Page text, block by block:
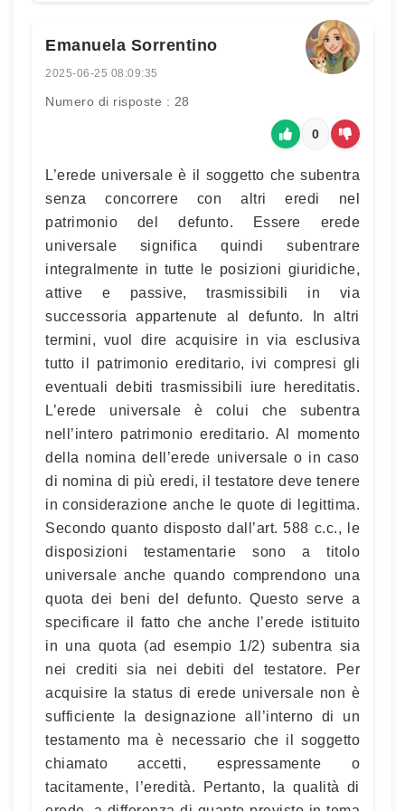
Emanuela Sorrentino
2025-06-25 08:09:35
Numero di risposte : 28
0
L’erede universale è il soggetto che subentra
senza concorrere con altri eredi nel
patrimonio del defunto. Essere erede
universale significa quindi subentrare
integralmente in tutte le posizioni giuridiche,
attive e passive, trasmissibili in via
successoria appartenute al defunto. In altri
termini, vuol dire acquisire in via esclusiva
tutto il patrimonio ereditario, ivi compresi gli
eventuali debiti trasmissibili iure hereditatis.
L’erede universale è colui che subentra
nell’intero patrimonio ereditario. Al momento
della nomina dell’erede universale o in caso
di nomina di più eredi, il testatore deve tenere
in considerazione anche le quote di legittima.
Secondo quanto disposto dall’art. 588 c.c., le
disposizioni testamentarie sono a titolo
universale anche quando comprendono una
quota dei beni del defunto. Questo serve a
specificare il fatto che anche l’erede istituito
in una quota (ad esempio 1/2) subentra sia
nei crediti sia nei debiti del testatore. Per
acquisire la status di erede universale non è
sufficiente la designazione all’interno di un
testamento ma è necessario che il soggetto
chiamato accetti, espressamente o
tacitamente, l’eredità. Pertanto, la qualità di